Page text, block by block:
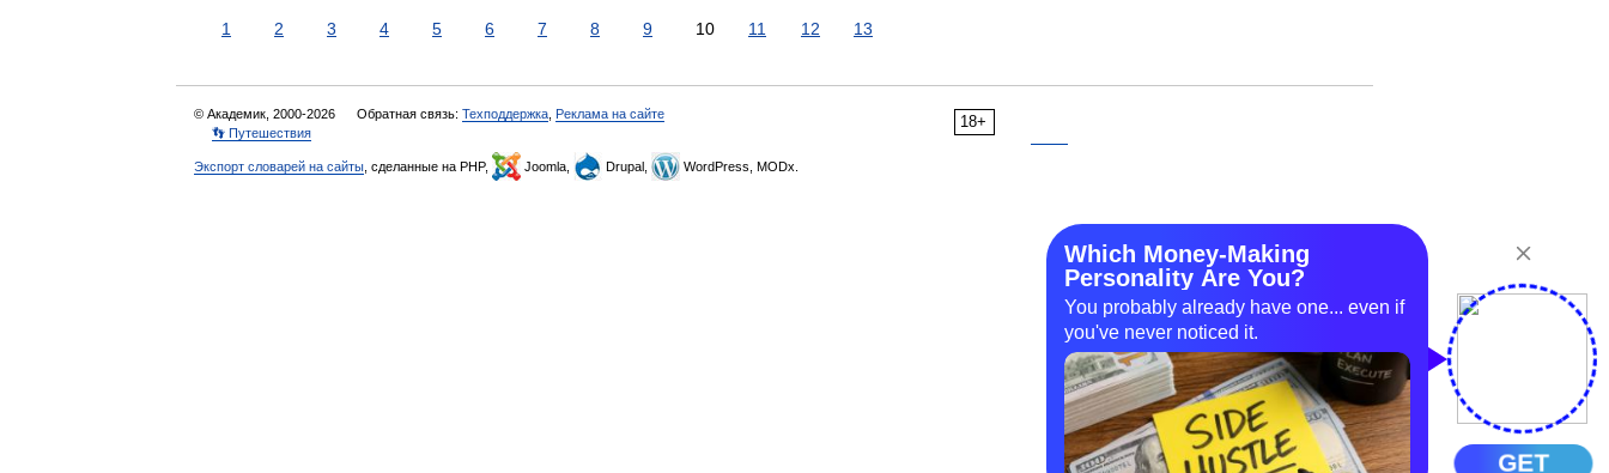
1 2 3 4 5 6 7 8 9 10 11 12 13
18+
© Академик, 2000-2026 Обратная связь: Техподдержка Реклама на сайте
👣 Путешествия
Экспорт словарей на сайты , сделанные на PHP, Joomla, Drupal, WordPress, MODx.